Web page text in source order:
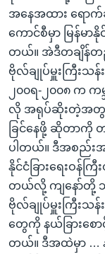
အနေအထား ရော
ကောင်စီမှာ မြန်
တယ်။ အဲဒီတချိန်တည်
ဗိုလ်ချုပ်မှူးကြီးသန်
၂၀၀ရ-၂၀၀၈ က
လို အရုပ်ဆိုးတဲ့အတွက်
ခြင်နေဖို့ ဆိုတာကို
ပါတယ်။ ဒီအစည်းအ
နိုင်ငံခြားရေးဝ
တယ်လို့ ကျနော်တို့ သိ
ဗိုလ်ချုပ်မှူးကြီးသန်
တွေကို နယ်ခြားစေ
တယ်။ ဒီအထဲမှာ …